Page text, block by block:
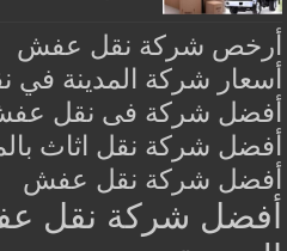
أرخص شركة نقل عفش
أسعار شركة المدينة في
أفضل شركة فى نقل عفش
أفضل شركة نقل اثاث
أفضل شركة نقل عفش
أفضل شركة نقل